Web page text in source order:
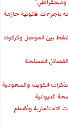
وديمقراطي"
باجراءات قانونية حازمة
بين الموصل وكركوك
المسلحة
الكويت والسعودية
وأقسام